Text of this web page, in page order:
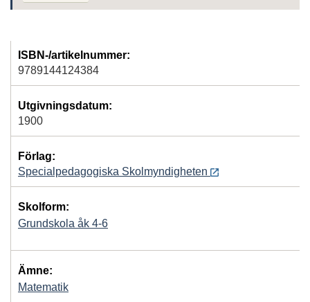
ISBN-/artikelnummer:
9789144124384
Utgivningsdatum:
1900
Förlag:
Specialpedagogiska Skolmyndigheten
Skolform:
Grundskola åk 4-6
Ämne:
Matematik